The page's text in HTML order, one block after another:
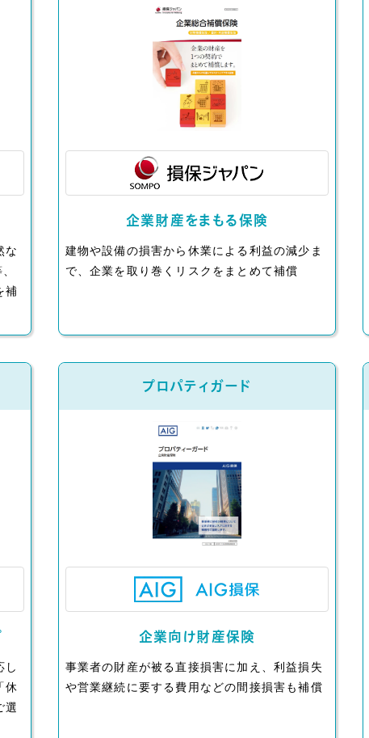
な
補
企業財産をまもる保険
建物や設備の損害から休業による利益の減少ま
で、企業を取り巻くリスクをまとめて補償
し
休
選
プロパティガード
企業向け財産保険
事業者の財産が被る直接損害に加え、利益損失
や営業継続に要する費用などの間接損害も補償